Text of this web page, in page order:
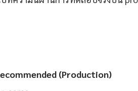
(Production)